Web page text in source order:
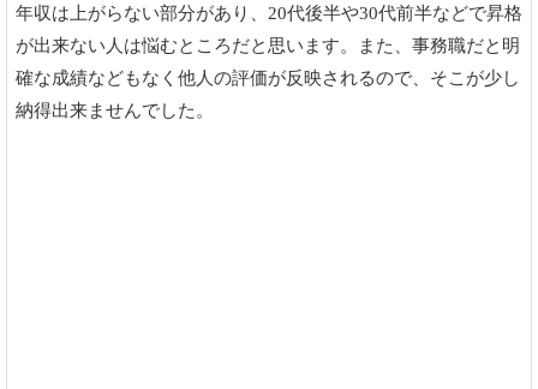
年収は上がらない部分があり、20代後半や30代前半などで昇格
が出来ない人は悩むところだと思います。また、事務職だと明
確な成績などもなく他人の評価が反映されるので、そこが少し
納得出来ませんでした。